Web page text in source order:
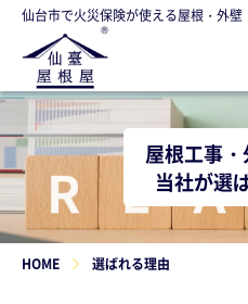
仙台市で火災保険が使える屋根・外
屋根工事
当社が選
HOME 選ばれる理由